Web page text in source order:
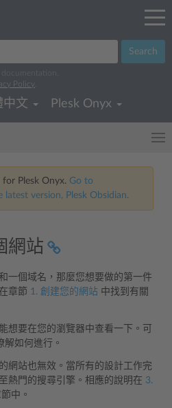
Search
Policy
中文 Plesk Onyx
for Plesk Onyx. Go to
version, Plesk Obsidian.
網站
一個域名，那麼您想要做的第一件
章節 1. 創建您的網站 中找到有關
想要在您的瀏覽器中查看一下。可
解如何進行。
網站也無效。當所有的設計工作完
熱門的搜尋引擎。相應的說明在 3.
中。